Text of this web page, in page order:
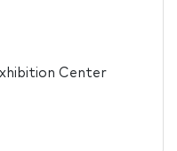
Center